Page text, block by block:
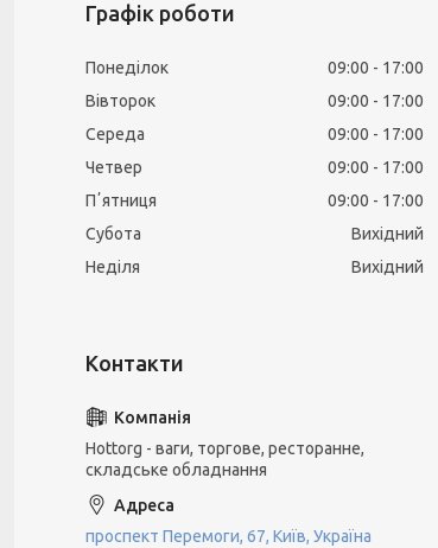
Графік роботи
Понеділок 09:00
17:00
Вівторок
09:00
17:00
Середа
09:00
17:00
Четвер
09:00
17:00
Пʼятниця
09:00
17:00
Субота
Вихідний
Неділя
Вихідний
Hottorg - ваги, торгове, ресторанне,
складське обладнання
проспект Перемоги, 67, Київ, Україна